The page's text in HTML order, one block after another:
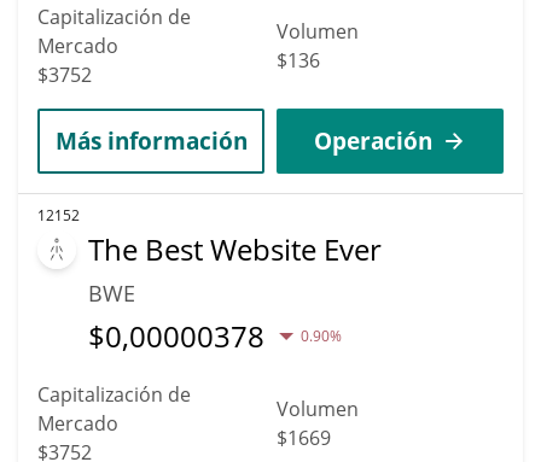
Capitalización de
Mercado
$3752
Volumen
$136
Más información Operación
12152
The Best Website Ever
BWE
$0,00000378 0.90%
Capitalización de
Mercado
$3752
Volumen
$1669